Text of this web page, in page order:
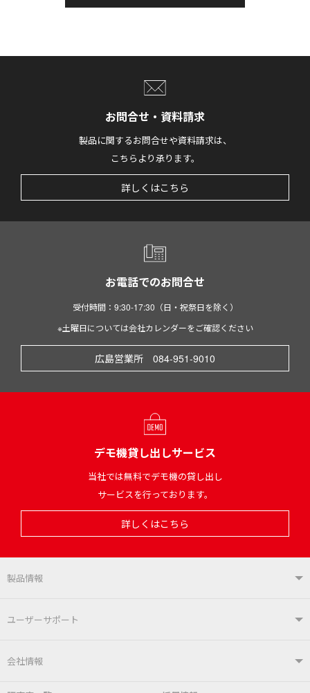
お問合せ・資料請求
製品に関するお問合せや資料請求は、
こちらより承ります。
詳しくはこちら
お電話でのお問合せ
受付時間：9:30-17:30（日・祝祭日を除く）
※土曜日については会社カレンダーをご確認ください
広島営業所 084-951-9010
デモ機貸し出しサービス
当社では無料でデモ機の貸し出し
サービスを行っております。
詳しくはこちら
製品情報
製品情報TOP
はんだ付けシステム
ユーザーサポート
ユーザーサポートTOP
会社情報